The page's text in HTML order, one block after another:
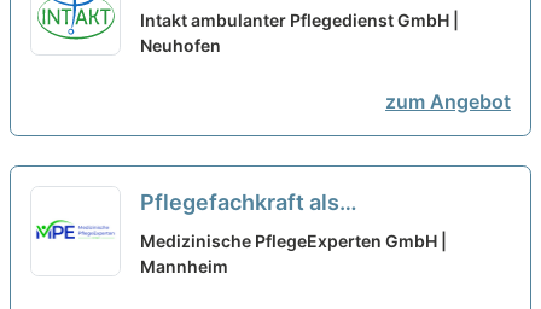
(50 %) - Kommen Sie ins Team!
Intakt ambulanter Pflegedienst GmbH |
Neuhofen
zum Angebot
Pflegefachkraft als
Qualitätsmanagementbeauftragte:r
(m/w/d) in Teilzeit (20-30
Medizinische PflegeExperten GmbH |
Mannheim